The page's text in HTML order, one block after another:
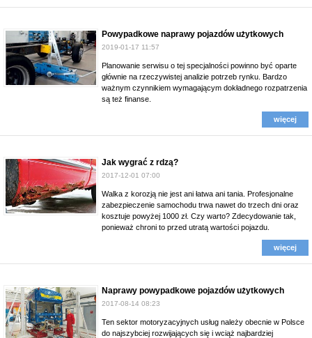
Powypadkowe naprawy pojazdów użytkowych
2019-01-17 11:57
Planowanie serwisu o tej specjalności powinno być oparte
głównie na rzeczywistej analizie potrzeb rynku. Bardzo
ważnym czynnikiem wymagającym dokładnego rozpatrzenia
są też finanse.
więcej
Jak wygrać z rdzą?
2017-12-01 07:00
Walka z korozją nie jest ani łatwa ani tania. Profesjonalne
zabezpieczenie samochodu trwa nawet do trzech dni oraz
kosztuje powyżej 1000 zł. Czy warto? Zdecydowanie tak,
ponieważ chroni to przed utratą wartości pojazdu.
więcej
Naprawy powypadkowe pojazdów użytkowych
2017-08-14 08:23
Ten sektor motoryzacyjnych usług należy obecnie w Polsce
do najszybciej rozwijających się i wciąż najbardziej